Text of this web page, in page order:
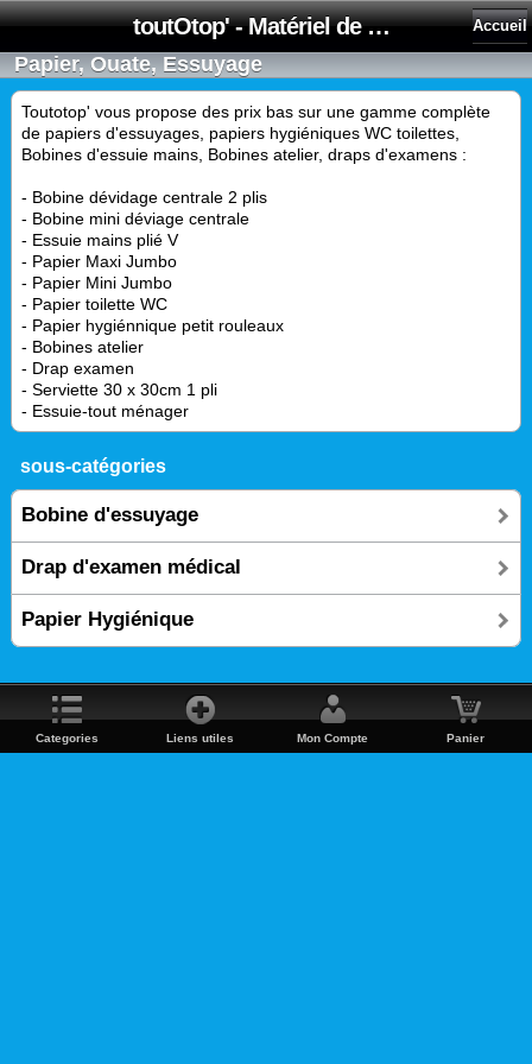
toutOtop' - Matériel de nettoyage, produit d'entretien, lubrifiant pour professionnel et particulier Accueil
Papier, Ouate, Essuyage
Toutotop' vous propose des prix bas sur une gamme complète
de papiers d'essuyages, papiers hygiéniques WC toilettes,
Bobines d'essuie mains, Bobines atelier, draps d'examens :
- Bobine dévidage centrale 2 plis
- Bobine mini déviage centrale
- Essuie mains plié V
- Papier Maxi Jumbo
- Papier Mini Jumbo
- Papier toilette WC
- Papier hygiénnique petit rouleaux
- Bobines atelier
- Drap examen
- Serviette 30 x 30cm 1 pli
- Essuie-tout ménager
sous-catégories
Bobine d'essuyage
Drap d'examen médical
Papier Hygiénique
Categories Liens utiles Mon Compte Panier